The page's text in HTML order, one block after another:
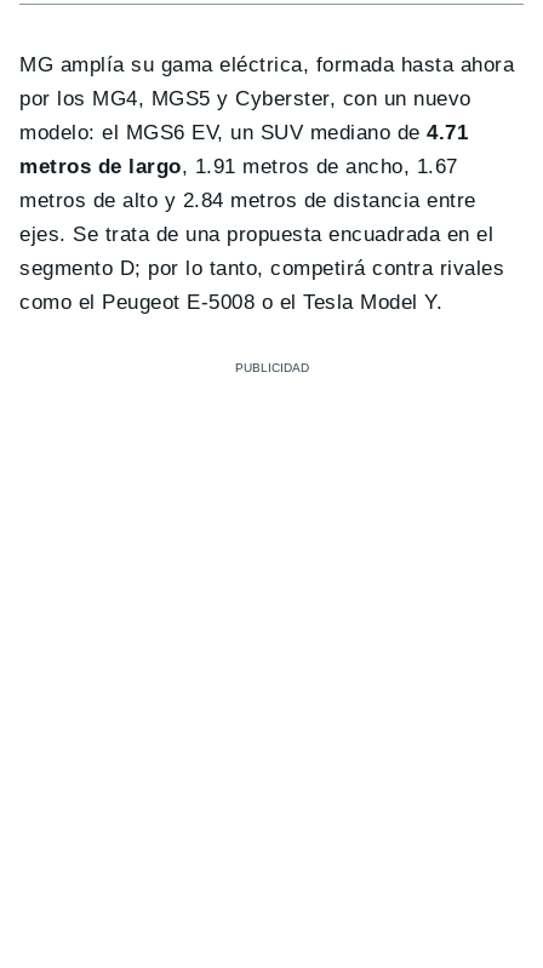
MG amplía su gama eléctrica, formada hasta ahora
por los MG4, MGS5 y Cyberster, con un nuevo
modelo: el MGS6 EV, un SUV mediano de4.71
metros de largo, 1.91 metros de ancho, 1.67
metros de alto y 2.84 metros de distancia entre
ejes. Se trata de una propuesta encuadrada en el
segmento D; por lo tanto, competirá contra rivales
como el Peugeot E-5008 o el Tesla Model Y.